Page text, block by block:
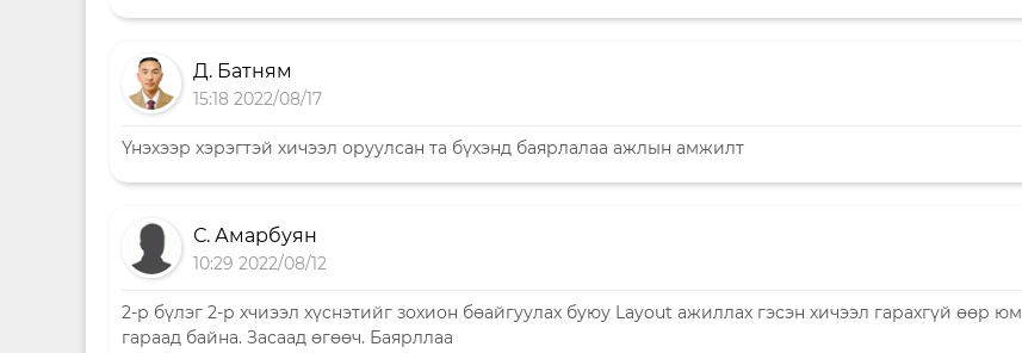
Д. Батням
15:18 2022/08/17
Үнэхээр хэрэгтэй хичээл оруулсан та бүхэнд баярлалаа ажлын амжилт
С. Амарбуян
10:29 2022/08/12
2-р бүлэг 2-р хчиээл хүснэтийг зохион бөайгуулах буюу Layout ажиллах гэсэн хичээл гарахгүй өөр юм
гараад байна. Засаад өгөөч. Баярллаа